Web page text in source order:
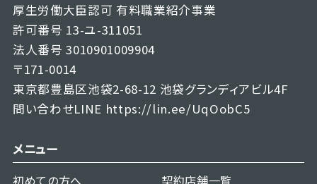
厚生労働大臣認可 有料職業紹介事業
許可番号 13-ユ-311051
法人番号 3010901009904
〒171-0014
東京都豊島区池袋2-68-12 池袋グランディアビル4F
問い合わせLINE https://lin.ee/UqOobC5
メニュー